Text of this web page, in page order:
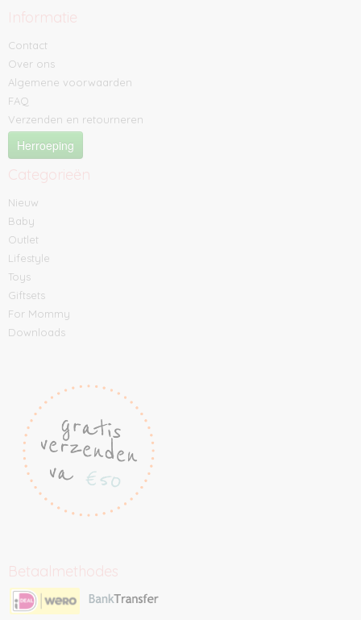
Informatie
Contact
Over ons
Algemene voorwaarden
FAQ
Verzenden en retourneren
Herroeping
Categorieën
Nieuw
Baby
Outlet
Lifestyle
Toys
Giftsets
For Mommy
Downloads
Betaalmethodes